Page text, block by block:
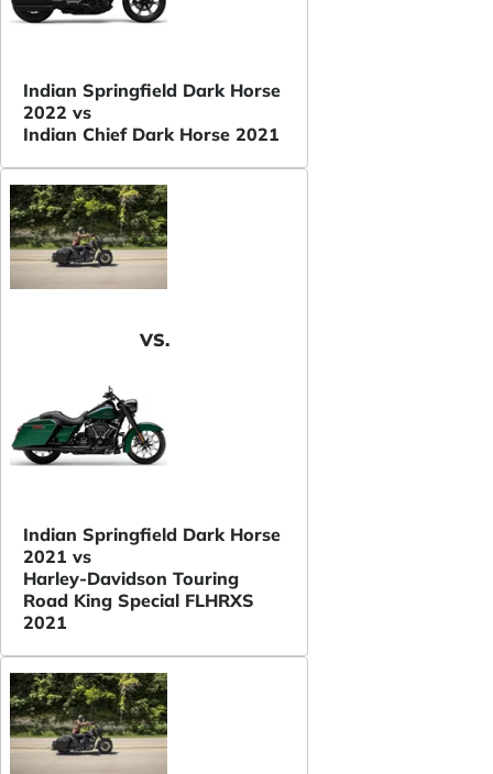
Indian Springfield Dark Horse
2022 vs
Indian Chief Dark Horse 2021
VS.
Indian Springfield Dark Horse
2021 vs
Harley-Davidson Touring
Road King Special FLHRXS
2021